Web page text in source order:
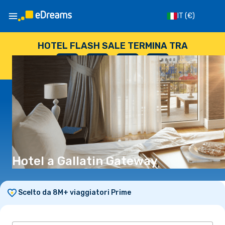
IT (€)
HOTEL FLASH SALE TERMINA TRA
--
GIORNI
: --
ORE
: --
SECONDI
Hotel a Gallatin Gateway
Scelto da 8M+ viaggiatori Prime